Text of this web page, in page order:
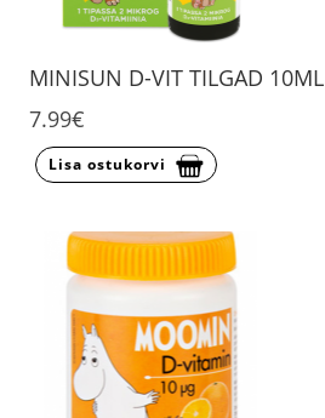
MINISUN D-VIT TILGAD 10ML
7.99€
Lisa ostukorvi